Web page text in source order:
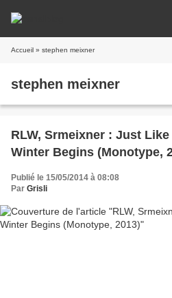
Accueil » stephen meixner
stephen meixner
RLW, Srmeixner : Just
Winter Begins (Monotype,
Publié le 15/05/2014 à 08:08
Par Grisli